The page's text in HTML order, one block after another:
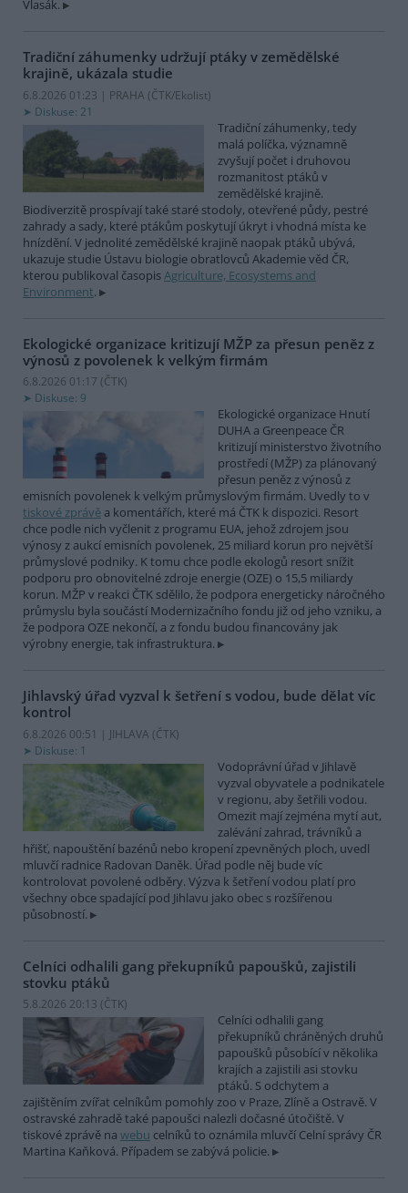
Vlasák.
Tradiční záhumenky udržují ptáky v zemědělské
krajině, ukázala studie
6.8.2026 01:23 | PRAHA (ČTK/Ekolist)
Diskuse: 21
Tradiční záhumenky, tedy
malá políčka, významně
zvyšují počet i druhovou
rozmanitost ptáků v
zemědělské krajině.
Biodiverzitě prospívají také staré stodoly, otevřené půdy, pestré
zahrady a sady, které ptákům poskytují úkryt i vhodná místa ke
hnízdění. V jednolité zemědělské krajině naopak ptáků ubývá,
ukazuje studie Ústavu biologie obratlovců Akademie věd ČR,
kterou publikoval časopisAgriculture, Ecosystems and
Environment.
Ekologické organizace kritizují MŽP za přesun peněz z
výnosů z povolenek k velkým firmám
6.8.2026 01:17 (ČTK)
Diskuse: 9
Ekologické organizace Hnutí
DUHA a Greenpeace ČR
kritizují ministerstvo životního
prostředí (MŽP) za plánovaný
přesun peněz z výnosů z
emisních povolenek k velkým průmyslovým firmám. Uvedly to v
tiskové zprávě a komentářích, které má ČTK k dispozici. Resort
chce podle nich vyčlenit z programu EUA, jehož zdrojem jsou
výnosy z aukcí emisních povolenek, 25 miliard korun pro největší
průmyslové podniky. K tomu chce podle ekologů resort snížit
podporu pro obnovitelné zdroje energie (OZE) o 15,5 miliardy
korun. MŽP v reakci ČTK sdělilo, že podpora energeticky náročného
průmyslu byla součástí Modernizačního fondu již od jeho vzniku, a
že podpora OZE nekončí, a z fondu budou financovány jak
výrobny energie, tak infrastruktura.
Jihlavský úřad vyzval k šetření s vodou, bude dělat víc
kontrol
6.8.2026 00:51 | JIHLAVA (ČTK)
Diskuse: 1
Vodoprávní úřad v Jihlavě
vyzval obyvatele a podnikatele
v regionu, aby šetřili vodou.
Omezit mají zejména mytí aut,
zalévání zahrad, trávníků a
hřišť, napouštění bazénů nebo kropení zpevněných ploch, uvedl
mluvčí radnice Radovan Daněk. Úřad podle něj bude víc
kontrolovat povolené odběry. Výzva k šetření vodou platí pro
všechny obce spadající pod Jihlavu jako obec s rozšířenou
působností.
Celníci odhalili gang překupníků papoušků, zajistili
stovku ptáků
5.8.2026 20:13 (ČTK)
Celníci odhalili gang
překupníků chráněných druhů
papoušků působící v několika
krajích a zajistili asi stovku
ptáků. S odchytem a
zajištěním zvířat celníkům pomohly zoo v Praze, Zlíně a Ostravě. V
ostravské zahradě také papoušci nalezli dočasné útočiště. V
tiskové zprávě na webu celníků to oznámila mluvčí Celní správy ČR
Martina Kaňková. Případem se zabývá policie.